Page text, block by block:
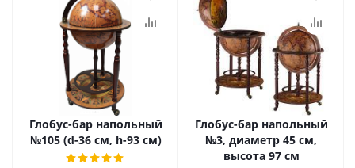
Глобус-бар напольный
№105 (d-36 см, h-93 см)
Глобус-бар напольный
№3, диаметр 45 см,
высота 97 см